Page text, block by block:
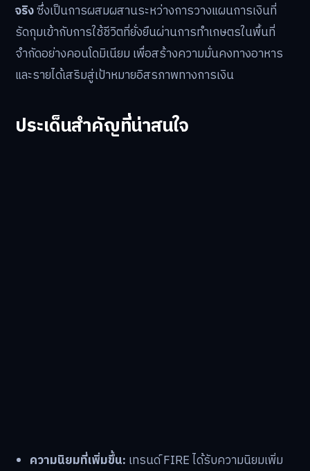
จริงซึ่งเป็นการผสมผสานระหว่างการวางแผนการเงินที่
รัดกุมเข้ากับการใช้ชีวิตที่ยั่งยืนผ่านการทำเกษตรในพื้นที่
จำกัดอย่างคอนโดมิเนียม เพื่อสร้างความมั่นคงทางอาหาร
และรายได้เสริมสู่เป้าหมายอิสรภาพทางการเงิน
ประเด็นสำคัญที่น่าสนใจ
ความนิยมที่เพิ่มขึ้น: เทรนด์ FIRE ได้รับความนิยมเพิ่ม